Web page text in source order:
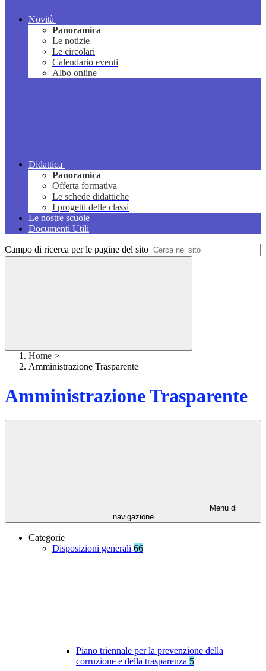
Novità
Panoramica
Le notizie
Le circolari
Calendario eventi
Albo online
Didattica
Panoramica
Offerta formativa
Le schede didattiche
I progetti delle classi
Le nostre scuole
Documenti Utili
Campo di ricerca per le pagine del sito
Home >
Amministrazione Trasparente
Amministrazione Trasparente
Menu di
navigazione
Categorie
Disposizioni generali 66
Piano triennale per la prevenzione della
corruzione e della trasparenza 5